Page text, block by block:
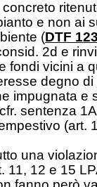
e non ai
(DTF
2d e
fondi vicini a
degno
impugnata e
sentenza
(art.
una
11, 12 e 15